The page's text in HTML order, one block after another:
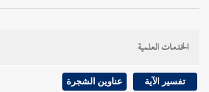
الخدمات العلمية
تفسير الآية عناوين الشجرة